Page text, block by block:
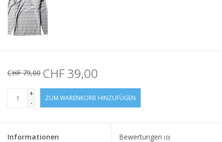
CHF 79,00 CHF 39,00
+
-
ZUM WARENKORB HINZUFÜGEN
Informationen Bewertungen (0)